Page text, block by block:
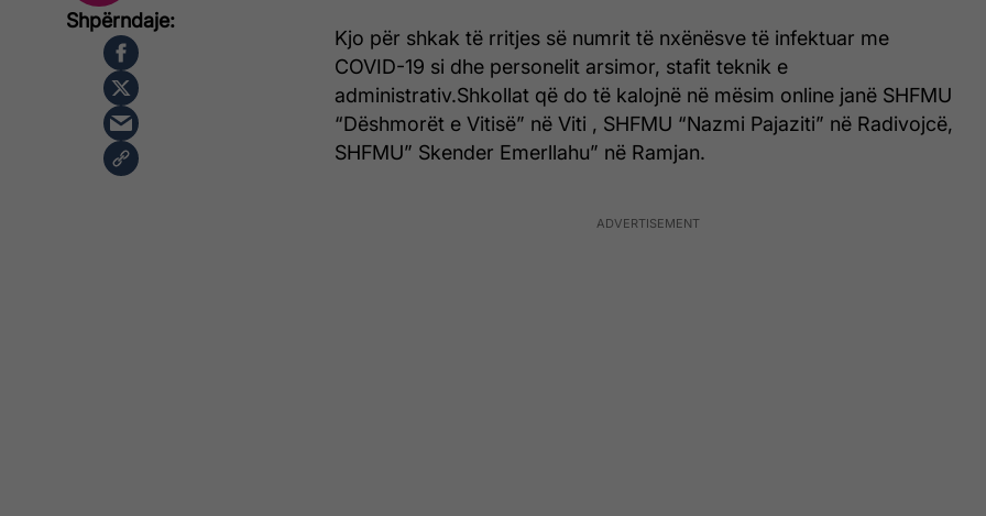
Kjo për shkak të rritjes së numrit të nxënësve të infektuar me
COVID-19 si dhe personelit arsimor, stafit teknik e
administrativ.Shkollat që do të kalojnë në mësim online janë SHFMU
“Dëshmorët e Vitisë” në Viti , SHFMU “Nazmi Pajaziti” në Radivojcë,
SHFMU” Skender Emerllahu” në Ramjan.